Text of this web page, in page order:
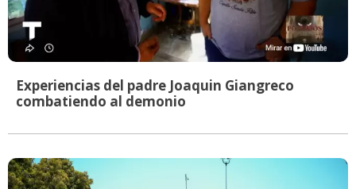
Experiencias del padre Joaquin Giangreco
combatiendo al demonio